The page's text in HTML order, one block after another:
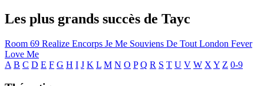
Les plus grands succès de Tayc
Room 69 Realize Encorps Je Me Souviens De Tout London Fever
Love Me
A B C D E F G H I J K L M N O P Q R S T U V W X Y Z 0-9